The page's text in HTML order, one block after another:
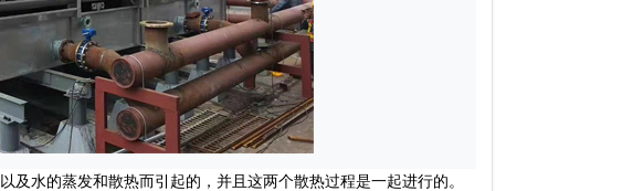
水的蒸发和散热而引起的，并且这两个散热过程是一起进行的。